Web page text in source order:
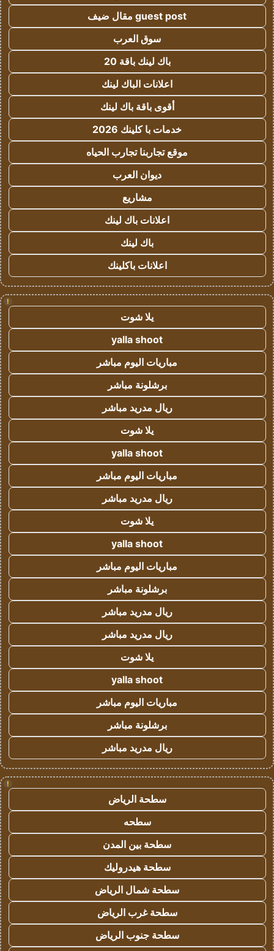
guest post مقال ضيف
سوق العرب
باك لينك باقة 20
اعلانات الباك لينك
أقوى باقة باك لينك
خدمات با كلينك 2026
موقع تجاربنا تجارب الحياه
ديوان العرب
مشاريع
اعلانات باك لينك
باك لينك
اعلانات باكلينك
!
يلا شوت
yalla shoot
مباريات اليوم مباشر
برشلونة مباشر
ريال مدريد مباشر
يلا شوت
yalla shoot
مباريات اليوم مباشر
ريال مدريد مباشر
يلا شوت
yalla shoot
مباريات اليوم مباشر
برشلونة مباشر
ريال مدريد مباشر
ريال مدريد مباشر
يلا شوت
yalla shoot
مباريات اليوم مباشر
برشلونة مباشر
ريال مدريد مباشر
!
سطحة الرياض
سطحه
سطحة بين المدن
سطحة هيدروليك
سطحة شمال الرياض
سطحة غرب الرياض
سطحة جنوب الرياض